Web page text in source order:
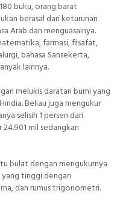
buku, orang barat
berasal dari keturunan
Arab dan menguasainya.
farmasi, filsafat,
bahasa Sansekerta,
lainnya.
melukis daratan bumi yang
Beliau juga mengukur
selisih 1 persen dari
mil sedangkan
bulat dengan mengukurnya
tinggi dengan
dan rumus trigonometri.